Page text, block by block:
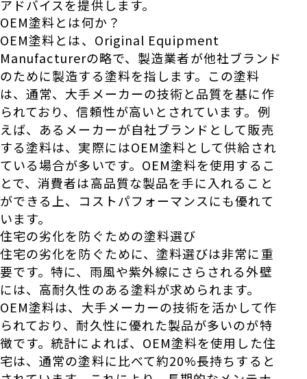
アドバイスを提供します。
OEM塗料とは何か？
OEM塗料とは、Original Equipment
Manufacturerの略で、製造業者が他社ブランド
のために製造する塗料を指します。この塗料
は、通常、大手メーカーの技術と品質を基に作
られており、信頼性が高いとされています。例
えば、あるメーカーが自社ブランドとして販売
する塗料は、実際にはOEM塗料として供給され
ている場合が多いです。OEM塗料を使用するこ
とで、消費者は高品質な製品を手に入れること
ができる上、コストパフォーマンスにも優れて
います。
住宅の劣化を防ぐための塗料選び
住宅の劣化を防ぐために、塗料選びは非常に重
要です。特に、雨風や紫外線にさらされる外壁
には、高耐久性のある塗料が求められます。
OEM塗料は、大手メーカーの技術を活かして作
られており、耐久性に優れた製品が多いのが特
徴です。統計によれば、OEM塗料を使用した住
宅は、通常の塗料に比べて約20%長持ちすると